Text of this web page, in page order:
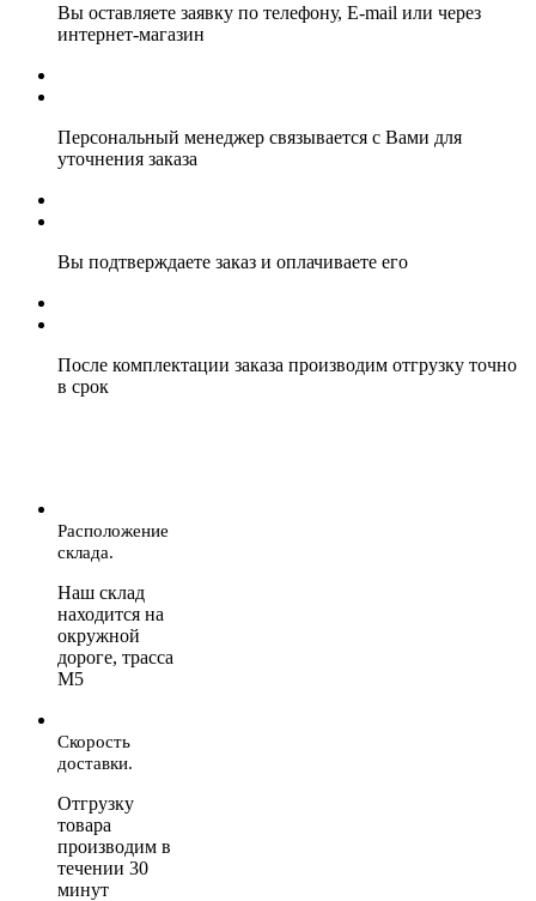
Вы оставляете заявку по телефону, E-mail или через
интернет-магазин
Персональный менеджер связывается с Вами для
уточнения заказа
Вы подтверждаете заказ и оплачиваете его
После комплектации заказа производим отгрузку точно
в срок
Расположение
склада.
Наш склад
находится на
окружной
дороге, трасса
М5
Скорость
доставки.
Отгрузку
товара
производим в
течении 30
минут